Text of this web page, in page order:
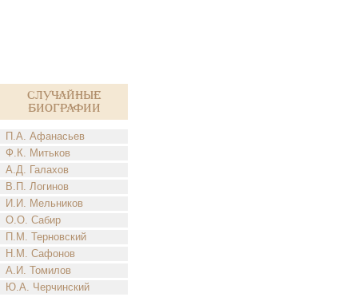
Случайные
биографии
П.А. Афанасьев
Ф.К. Митьков
А.Д. Галахов
В.П. Логинов
И.И. Мельников
О.О. Сабир
П.М. Терновский
Н.М. Сафонов
А.И. Томилов
Ю.А. Черчинский